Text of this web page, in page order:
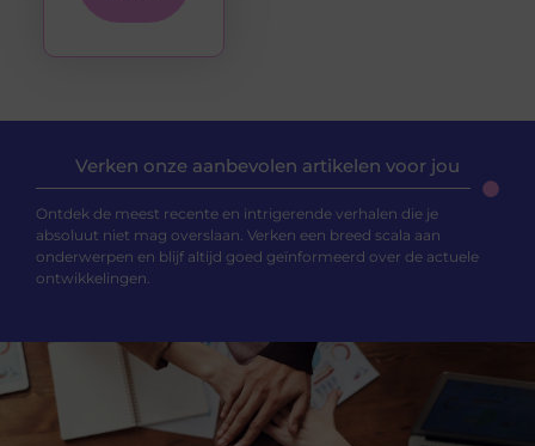
Verken onze aanbevolen artikelen voor jou
Ontdek de meest recente en intrigerende verhalen die je
absoluut niet mag overslaan. Verken een breed scala aan
onderwerpen en blijf altijd goed geïnformeerd over de actuele
ontwikkelingen.